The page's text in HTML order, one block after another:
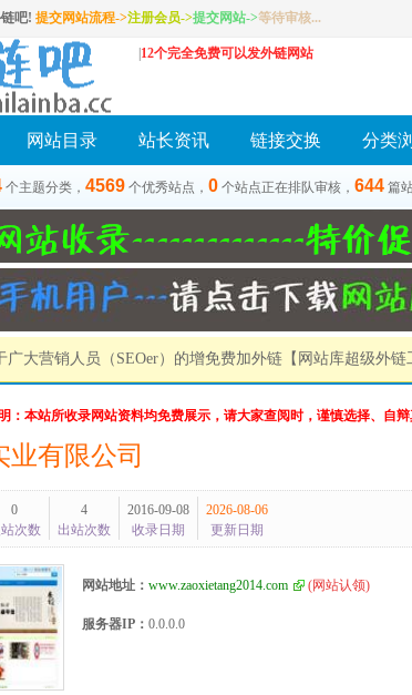
吧! 提交网站流程->注册会员->提交网站->等待审核...
12个完全免费可以发外链网站
网站目录 站长资讯 链接交换 分类
个主题分类， 4569 个优秀站点， 0 个站点正在排队审核， 644 篇
广大营销人员（SEOer）的增免费加外链 【网站库超级外链
：本站所收录网站资料均免费展示，请大家查阅时，谨慎选择、自
业有限公司
0
站次数
4
出站次数
2016-09-08
收录日期
2026-08-06
更新日期
网站地址： www.zaoxietang2014.com (网站认领)
服务器IP： 0.0.0.0